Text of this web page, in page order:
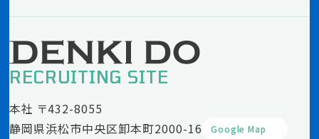
RECRUITING SITE
本社 〒432-8055
静岡県浜松市中央区卸本町2000-16
Google Map